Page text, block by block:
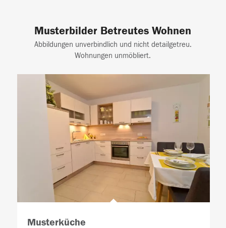
Musterbilder Betreutes Wohnen
Abbildungen unverbindlich und nicht detailgetreu.
Wohnungen unmöbliert.
Musterküche